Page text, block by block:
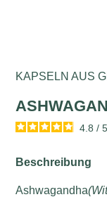
KAPSELN AUS
4.8 / 5
Beschreibung
Ashwagandha